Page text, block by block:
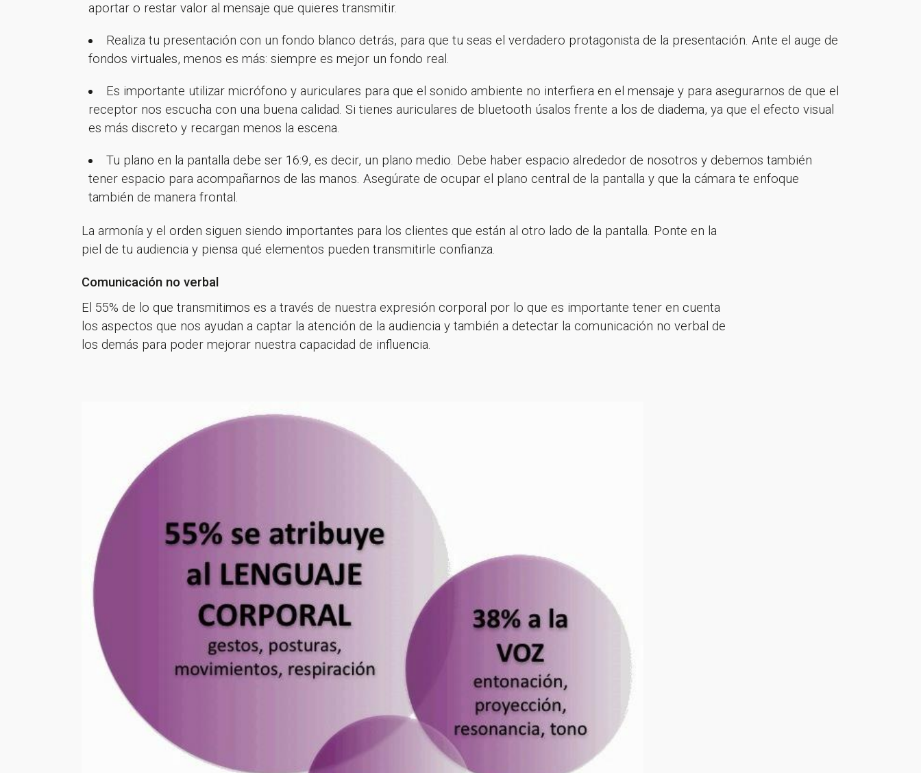
aportar o restar valor al mensaje que quieres transmitir.
Realiza tu presentación con un fondo blanco detrás, para que tu seas el verdadero protagonista de la presentación. Ante el auge de
fondos virtuales, menos es más: siempre es mejor un fondo real.
Es importante utilizar micrófono y auriculares para que el sonido ambiente no interfiera en el mensaje y para asegurarnos de que el
receptor nos escucha con una buena calidad. Si tienes auriculares de bluetooth úsalos frente a los de diadema, ya que el efecto visual
es más discreto y recargan menos la escena.
Tu plano en la pantalla debe ser 16:9, es decir, un plano medio. Debe haber espacio alrededor de nosotros y debemos también
tener espacio para acompañarnos de las manos. Asegúrate de ocupar el plano central de la pantalla y que la cámara te enfoque
también de manera frontal.
La armonía y el orden siguen siendo importantes para los clientes que están al otro lado de la pantalla. Ponte en la
piel de tu audiencia y piensa qué elementos pueden transmitirle confianza.
Comunicación no verbal
El 55% de lo que transmitimos es a través de nuestra expresión corporal por lo que es importante tener en cuenta
los aspectos que nos ayudan a captar la atención de la audiencia y también a detectar la comunicación no verbal de
los demás para poder mejorar nuestra capacidad de influencia.